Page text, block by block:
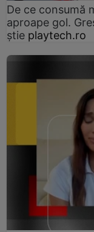
De ce consumă
aproape gol.
știe playtech.ro